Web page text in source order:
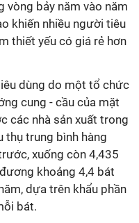
bảy năm vào năm
khiến nhiều người tiêu
thiết yếu có giá rẻ hơn
dùng do một tổ chức
cung - cầu của mặt
các nhà sản xuất trong
thụ trung bình hàng
xuống còn 4,435
khoảng 4,4 bát
dựa trên khẩu phần
bát.